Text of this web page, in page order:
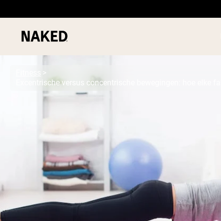
”Protein Powder“
”Overnight Oats“
”Vegan protein“
”Micellar Casein“
Excentrische versus concentrische bewegingen: hoe elke